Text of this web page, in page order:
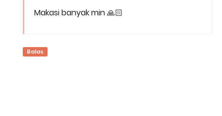
Makasi banyak min 🙏🏻
Balas